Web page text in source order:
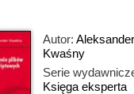
Autor: Aleksander
Kwaśny
Serie
Księga eksperta